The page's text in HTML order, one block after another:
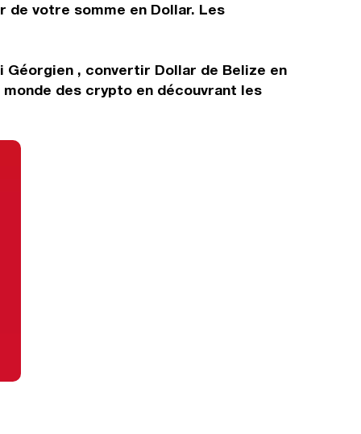
votre somme en Dollar. Les
Géorgien , convertir Dollar de Belize en
des crypto en découvrant les